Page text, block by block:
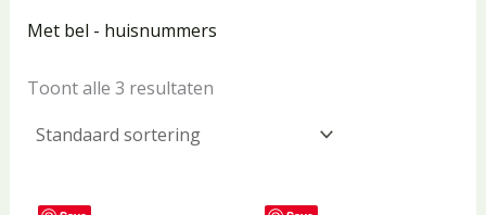
Met bel - huisnummers
Toont alle 3 resultaten